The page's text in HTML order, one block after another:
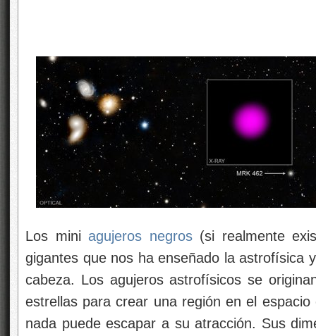
Los mini agujeros negros(si realmente
gigantes que nos ha enseñado la astrofísica
cabeza. Los agujeros astrofísicos se
estrellas para crear una región en el
nada puede escapar a su atracción. Sus